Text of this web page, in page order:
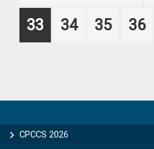
to
Page
33 Page
34 Page
35 Page
36
Sidebar
CPCCS 2026